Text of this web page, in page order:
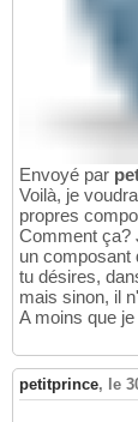
Envoyé par
Voilà, je
propres
Comment ça?
un composant
tu désires,
mais sinon, il
A moins que
petitprince, le